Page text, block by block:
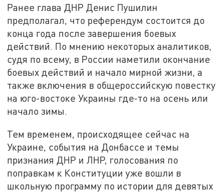
Ранее глава ДНР Денис Пушилин
предполагал, что референдум состоится до
конца года после завершения боевых
действий. По мнению некоторых аналитиков,
судя по всему, в России наметили окончание
боевых действий и начало мирной жизни, а
также включения в общероссийскую повестку
на юго-востоке Украины где-то на осень или
начало зимы.
Тем временем, происходящее сейчас на
Украине, события на Донбассе и темы
признания ДНР и ЛНР, голосования по
поправкам к Конституции уже вошли в
школьную программу по истории для девятых